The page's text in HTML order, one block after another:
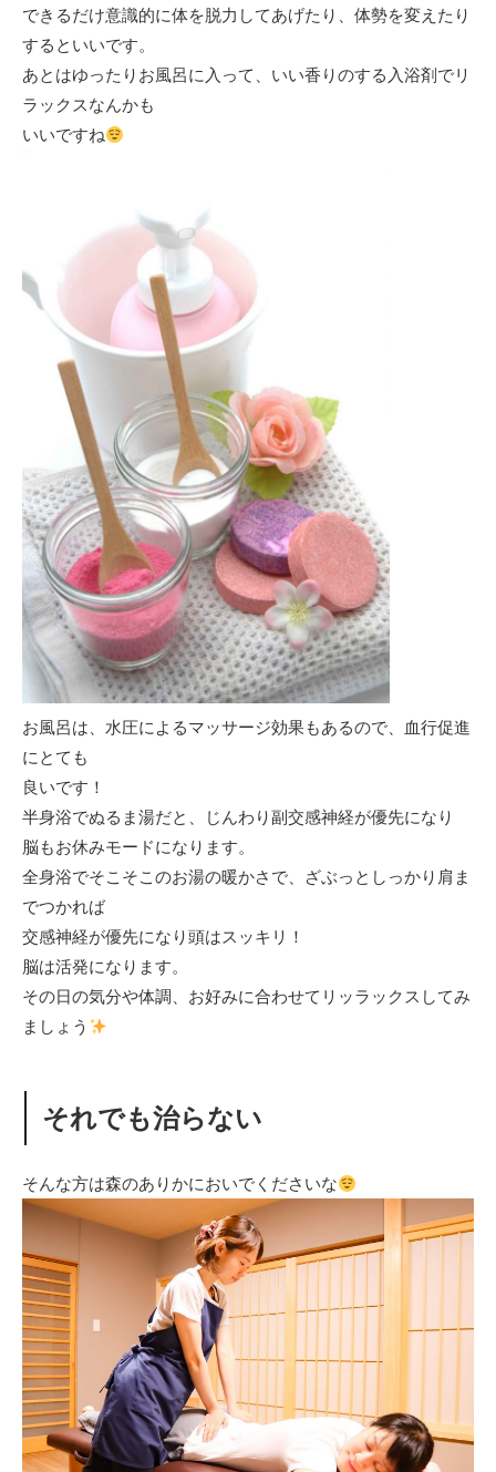
できるだけ意識的に体を脱力してあげたり、体勢を変えたり
するといいです。
あとはゆったりお風呂に入って、いい香りのする入浴剤でリ
ラックスなんかも
いいですね
お風呂は、水圧によるマッサージ効果もあるので、血行促進
にとても
良いです！
半身浴でぬるま湯だと、じんわり副交感神経が優先になり
脳もお休みモードになります。
全身浴でそこそこのお湯の暖かさで、ざぶっとしっかり肩ま
でつかれば
交感神経が優先になり頭はスッキリ！
脳は活発になります。
その日の気分や体調、お好みに合わせてリッラックスしてみ
ましょう
それでも治らない
そんな方は森のありかにおいでくださいな